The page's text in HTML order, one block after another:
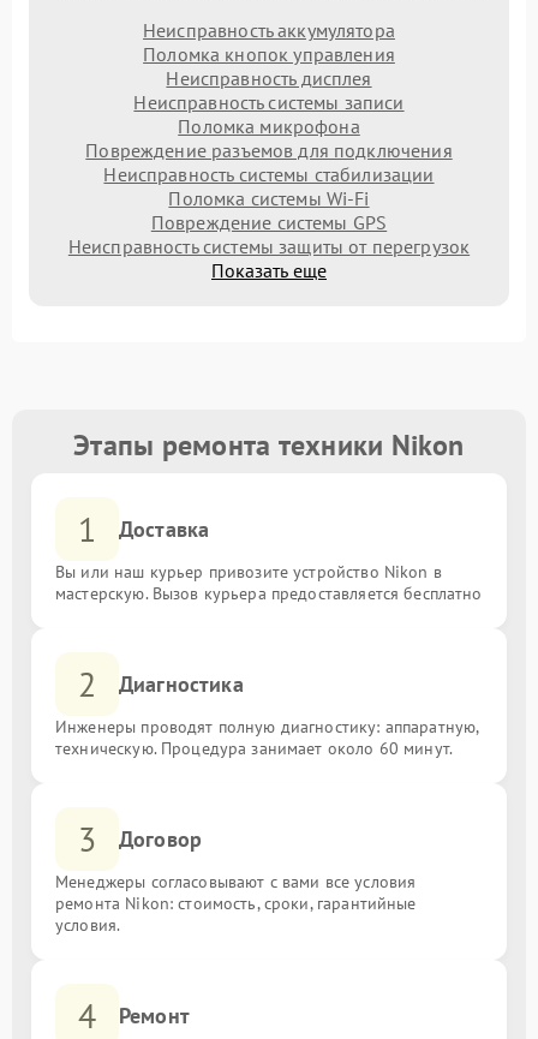
Неисправность аккумулятора
Поломка кнопок управления
Неисправность дисплея
Неисправность системы записи
Поломка микрофона
Повреждение разъемов для подключения
Неисправность системы стабилизации
Поломка системы Wi-Fi
Повреждение системы GPS
Неисправность системы защиты от перегрузок
Показать еще
Этапы ремонта техники Nikon
1 Доставка
Вы или наш курьер привозите устройство Nikon в
мастерскую. Вызов курьера предоставляется бесплатно
2 Диагностика
Инженеры проводят полную диагностику: аппаратную,
техническую. Процедура занимает около 60 минут.
3 Договор
Менеджеры согласовывают с вами все условия
ремонта Nikon: стоимость, сроки, гарантийные
условия.
4 Ремонт